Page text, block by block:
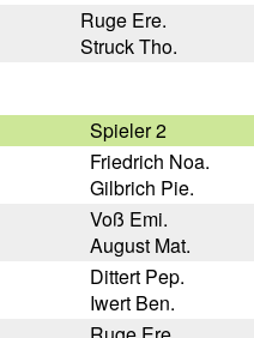
Ruge Ere.
Struck Tho.
Spieler 2
Friedrich Noa.
Gilbrich Pie.
Voß Emi.
August Mat.
Dittert Pep.
Iwert Ben.